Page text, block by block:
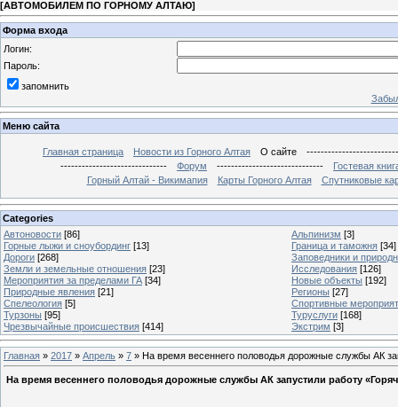
[АВТОМОБИЛЕМ ПО ГОРНОМУ АЛТАЮ]
Форма входа
Логин:
Пароль:
запомнить
Меню сайта
Главная страница Новости из Горного Алтая О сайте
------------------------------
Форум ------------------------------
Гостевая
Горный Алтай - Викимапия
Карты Горного Алтая Спутниковые
Categories
Автоновости [86] Альпинизм [3]
Горные лыжи и сноубординг [13] Граница и таможня [34]
Дороги [268]
Заповедники и
Земли и земельные отношения [23] Исследования [126]
Мероприятия за пределами ГА [34] Новые объекты [192]
Природные явления [21] Регионы [27]
Спелеология [5]
Спортивные
Турзоны [95] Туруслуги [168]
Чрезвычайные происшествия [414] Экстрим [3]
Главная » 2017 » Апрель » 7 » На время весеннего половодья дорожные службы АК
На время весеннего половодья дорожные службы АК запустили работу